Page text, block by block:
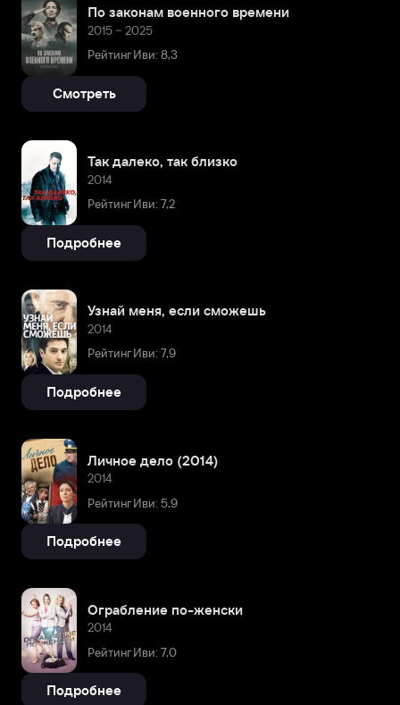
По законам военного времени
2015 – 2025
Рейтинг Иви: 8,3
Смотреть
Так далеко, так близко
2014
Рейтинг Иви: 7,2
Подробнее
Узнай меня, если сможешь
2014
Рейтинг Иви: 7,9
Подробнее
Личное дело (2014)
2014
Рейтинг Иви: 5,9
Подробнее
Ограбление по-женски
2014
Рейтинг Иви: 7,0
Подробнее